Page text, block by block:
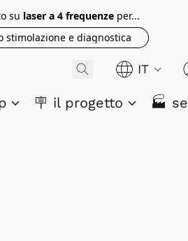
su laser a 4 frequenzeper...
stimolazione e diagnostica
IT
🪧 il progetto 🏭